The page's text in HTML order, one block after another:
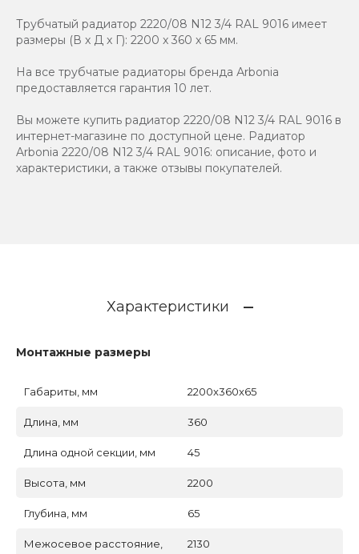
Трубчатый радиатор 2220/08 N12 3/4 RAL 9016 имеет
размеры (В x Д x Г): 2200 x 360 x 65 мм.
На все трубчатые радиаторы бренда Аrbonia
предоставляется гарантия 10 лет.
Вы можете купить радиатор 2220/08 N12 3/4 RAL 9016 в
интернет-магазине по доступной цене. Радиатор
Arbonia 2220/08 N12 3/4 RAL 9016: описание, фото и
характеристики, а также отзывы покупателей.
Характеристики
Монтажные размеры
Габариты, мм 2200x360x65
Длина, мм 360
Длина одной секции, мм 45
Высота, мм 2200
Глубина, мм 65
Межосевое расстояние,
2130